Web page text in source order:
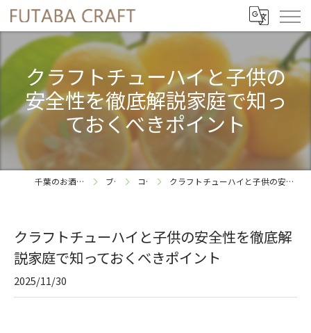
クラフトチューハイと子供の
安全性を徹底解説家庭で知っ
ておくべきポイント
千葉のお酒ならFUTABA CRAFT ブログ コラム クラフトチューハイと子供の安全性を徹底解説家庭で知っておくべきポイント
クラフトチューハイと子供の安全性を徹底解
説家庭で知っておくべきポイント
2025/11/30